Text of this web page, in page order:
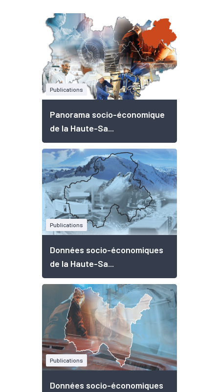
Publications
Panorama socio-économique
de la Haute-Sa...
Publications
Données socio-économiques
de la Haute-Sa...
Publications
Données socio-économiques